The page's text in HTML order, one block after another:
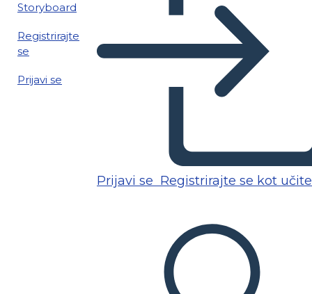
Storyboard
Registrirajte
se
Prijavi se
Prijavi se Registrirajte se kot